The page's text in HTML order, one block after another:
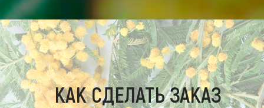
КАК СДЕЛАТЬ ЗАКАЗ